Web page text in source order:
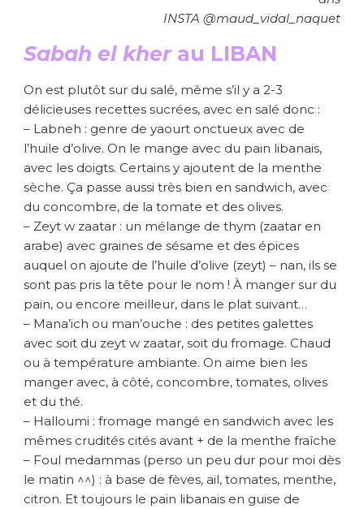
INSTA @maud_vidal_naquet
Sabah el kherau LIBAN
On est plutôt sur du salé, même s’il y a 2-3
délicieuses recettes sucrées, avec en salé donc :
– Labneh : genre de yaourt onctueux avec de
l’huile d’olive. On le mange avec du pain libanais,
avec les doigts. Certains y ajoutent de la menthe
sèche. Ça passe aussi très bien en sandwich, avec
du concombre, de la tomate et des olives.
– Zeyt w zaatar : un mélange de thym (zaatar en
arabe) avec graines de sésame et des épices
auquel on ajoute de l’huile d’olive (zeyt) – nan, ils se
sont pas pris la tête pour le nom ! À manger sur du
pain, ou encore meilleur, dans le plat suivant…
– Mana’ich ou man’ouche : des petites galettes
avec soit du zeyt w zaatar, soit du fromage. Chaud
ou à température ambiante. On aime bien les
manger avec, à côté, concombre, tomates, olives
et du thé.
– Halloumi : fromage mangé en sandwich avec les
mêmes crudités cités avant + de la menthe fraîche
– Foul medammas (perso un peu dur pour moi dès
le matin ^^) : à base de fèves, ail, tomates, menthe,
citron. Et toujours le pain libanais en guise de